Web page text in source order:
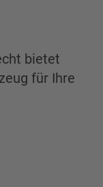
bietet
für Ihre